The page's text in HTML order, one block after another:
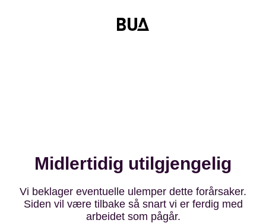
Midlertidig utilgjengelig
Vi beklager eventuelle ulemper dette forårsaker.
Siden vil være tilbake så snart vi er ferdig med
arbeidet som pågår.